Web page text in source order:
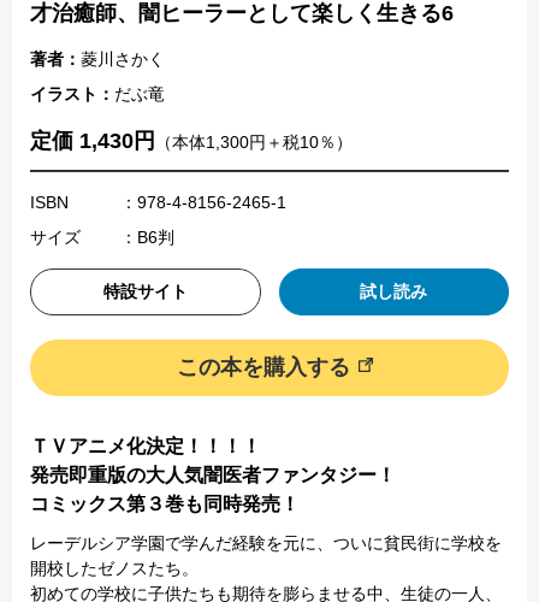
才治癒師、闇ヒーラーとして楽しく生きる6
著者： 菱川さかく
イラスト： だぶ竜
定価 1,430円 （本体1,300円＋税10％）
ISBN
：978-4-8156-2465-1
サイズ
：B6判
特設サイト 試し読み
この本を購入する
ＴＶアニメ化決定！！！！
発売即重版の大人気闇医者ファンタジー！
コミックス第３巻も同時発売！
レーデルシア学園で学んだ経験を元に、ついに貧民街に学校を
開校したゼノスたち。
初めての学校に子供たちも期待を膨らませる中、生徒の一人、